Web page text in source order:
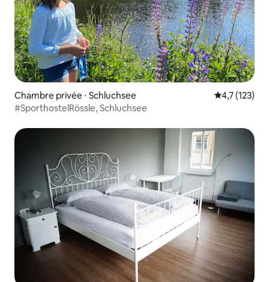
Chambre privée ⋅ Schluchsee Évaluation
4,7 (123)
#SporthostelRössle, Schluchsee